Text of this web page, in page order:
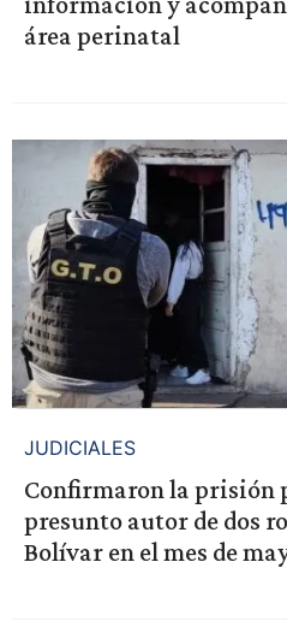
área perinatal
JUDICIALES
Confirmaron la prisión
presunto autor de dos
Bolívar en el mes de